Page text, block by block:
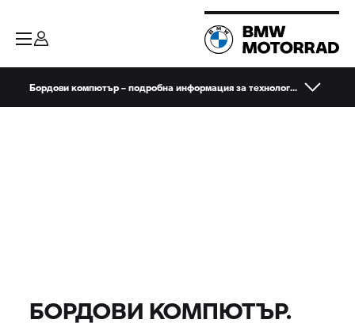
Бордови компютър – подробна информация за технологията
БОРДОВИ КОМПЮТЪР.